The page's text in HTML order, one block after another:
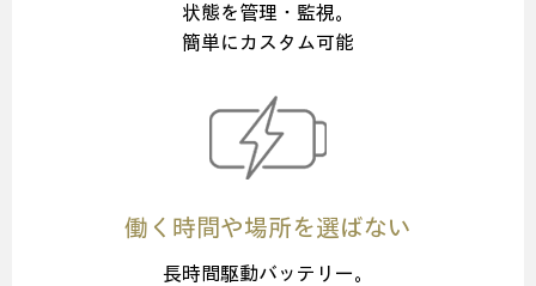
状態を管理・監視。
簡単にカスタム可能
働く時間や場所を選ばない
長時間駆動バッテリー。